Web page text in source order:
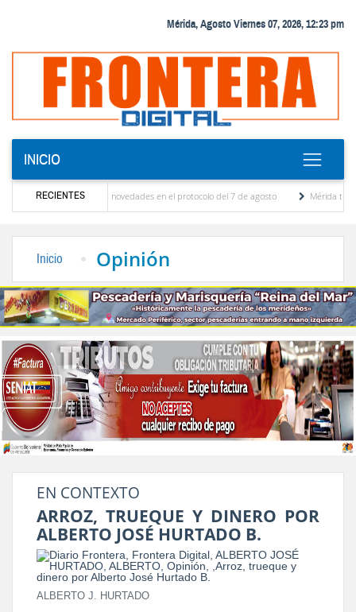
Mérida, Agosto Viernes 07, 2026, 12:23 pm
INICIO
RECIENTES
y se conocieron novedades en el protocolo del 7 de agosto
Mérida territorio
Inicio Opinión
EN CONTEXTO
ARROZ, TRUEQUE Y DINERO POR
ALBERTO JOSÉ HURTADO B.
ALBERTO J. HURTADO